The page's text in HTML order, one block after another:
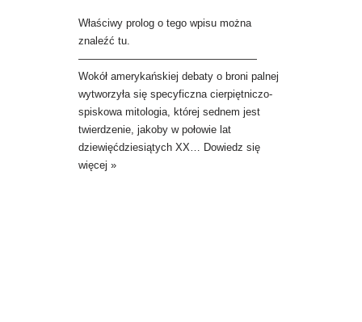
Właściwy prolog o tego wpisu można
znaleźć tu.
—————————————————
Wokół amerykańskiej debaty o broni palnej
wytworzyła się specyficzna cierpiętniczo-
spiskowa mitologia, której sednem jest
twierdzenie, jakoby w połowie lat
dziewięćdziesiątych XX…
Dowiedz się
więcej »